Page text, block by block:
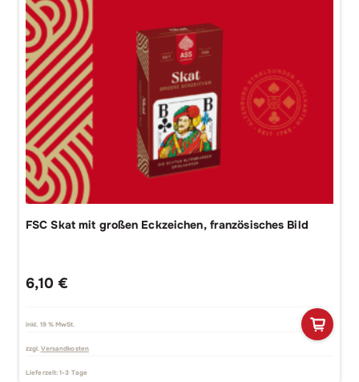
FSC Skat mit großen Eckzeichen, französisches Bild
6,10 €
inkl. 19 % MwSt.
zzgl. Versandkosten
Lieferzeit:1-3 Tage